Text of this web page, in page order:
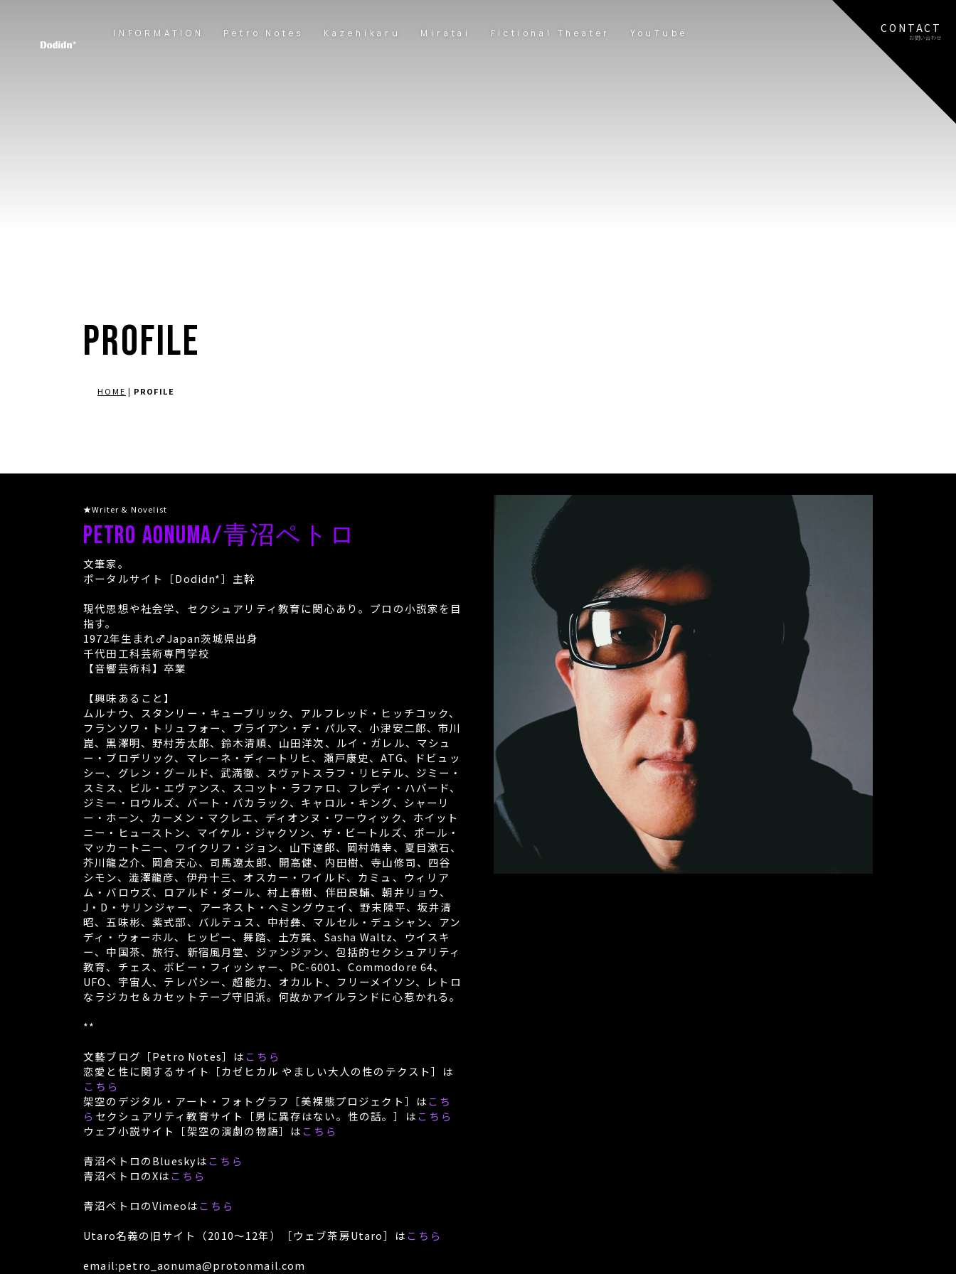
INFORMATION Petro Notes Kazehikaru Miratai Fictional Theater YouTube
PROFILE
HOME | PROFILE
★Writer & Novelist
PETRO AONUMA/青沼ペトロ
文筆家。
ポータルサイト［Dodidn*］主幹
現代思想や社会学、セクシュアリティ教育に関心あり。プロの小説家を目
指す。
1972年生まれ♂Japan茨城県出身
千代田工科芸術専門学校
【音響芸術科】卒業
【興味あること】
ムルナウ、スタンリー・キューブリック、アルフレッド・ヒッチコック、
フランソワ・トリュフォー、ブライアン・デ・パルマ、小津安二郎、市川
崑、黒澤明、野村芳太郎、鈴木清順、山田洋次、ルイ・ガレル、マシュ
ー・ブロデリック、マレーネ・ディートリヒ、瀬戸康史、ATG、ドビュッ
シー、グレン・グールド、武満徹、スヴァトスラフ・リヒテル、ジミー・
スミス、ビル・エヴァンス、スコット・ラファロ、フレディ・ハバード、
ジミー・ロウルズ、バート・バカラック、キャロル・キング、シャーリ
ー・ホーン、カーメン・マクレエ、ディオンヌ・ワーウィック、ホイット
ニー・ヒューストン、マイケル・ジャクソン、ザ・ビートルズ、ポール・
マッカートニー、ワイクリフ・ジョン、山下達郎、岡村靖幸、夏目漱石、
芥川龍之介、岡倉天心、司馬遼太郎、開高健、内田樹、寺山修司、四谷
シモン、澁澤龍彦、伊丹十三、オスカー・ワイルド、カミュ、ウィリア
ム・バロウズ、ロアルド・ダール、村上春樹、伴田良輔、朝井リョウ、
J・D・サリンジャー、アーネスト・ヘミングウェイ、野末陳平、坂井清
昭、五味彬、紫式部、バルテュス、中村彝、マルセル・デュシャン、アン
ディ・ウォーホル、ヒッピー、舞踏、土方巽、Sasha Waltz、ウイスキ
ー、中国茶、旅行、新宿風月堂、ジァンジァン、包括的セクシュアリティ
教育、チェス、ボビー・フィッシャー、PC-6001、Commodore 64、
UFO、宇宙人、テレパシー、超能力、オカルト、フリーメイソン、レトロ
なラジカセ＆カセットテープ守旧派。何故かアイルランドに心惹かれる。
**
文藝ブログ［Petro Notes］はこちら
恋愛と性に関するサイト［カゼヒカル やましい大人の性のテクスト］は
こちら
架空のデジタル・アート・フォトグラフ［美裸態プロジェクト］はこち
ら セクシュアリティ教育サイト［男に異存はない。性の話。］はこちら
ウェブ小説サイト［架空の演劇の物語］はこちら
青沼ペトロのBlueskyはこちら
青沼ペトロのXはこちら
青沼ペトロのVimeoはこちら
Utaro名義の旧サイト（2010～12年）［ウェブ茶房Utaro］はこちら
email:petro_aonuma@protonmail.com
CONTACT
お問い合わせ